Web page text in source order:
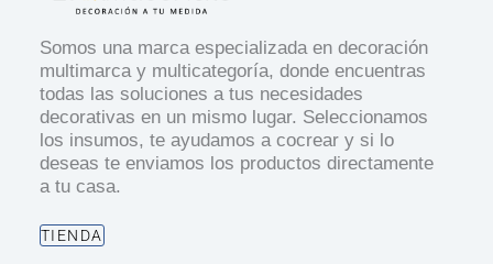
Somos una marca especializada en decoración
multimarca y multicategoría, donde encuentras
todas las soluciones a tus necesidades
decorativas en un mismo lugar. Seleccionamos
los insumos, te ayudamos a cocrear y si lo
deseas te enviamos los productos directamente
a tu casa.
TIENDA